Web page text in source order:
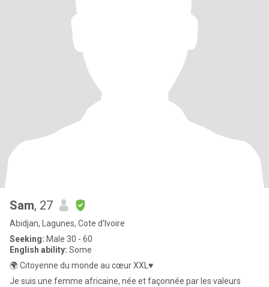
Sam, 27
Abidjan, Lagunes, Cote d'Ivoire
Seeking: Male 30 - 60
English ability: Some
🌍 Citoyenne du monde au cœur XXL♥️
Je suis une femme africaine, née et façonnée par les valeurs